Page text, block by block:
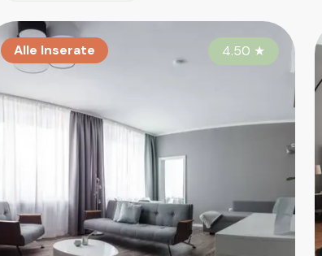
Alle Inserate 4.65★
Alle Inserate 4.50 ★